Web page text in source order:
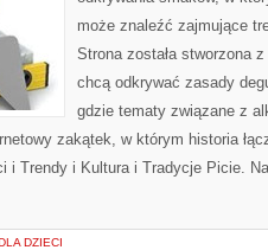
może znaleźć zajmujące
Strona została stworzona
chcą odkrywać zasady
gdzie tematy związane z
zakątek, w którym historia
i Trendy i Kultura i Tradycje Picie.
DZIECI